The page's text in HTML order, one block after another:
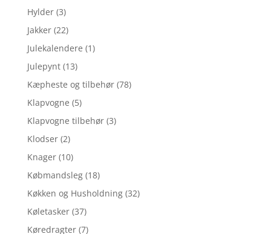
Hylder (3)
Jakker (22)
Julekalendere (1)
Julepynt (13)
Kæpheste og tilbehør (78)
Klapvogne (5)
Klapvogne tilbehør (3)
Klodser (2)
Knager (10)
Købmandsleg (18)
Køkken og Husholdning (32)
Køletasker (37)
Køredragter (7)